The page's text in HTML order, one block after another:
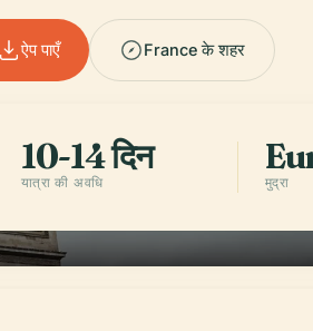
ऐप पाएँ France के शहर
10-14 दिन
यात्रा की अवधि मुद्रा